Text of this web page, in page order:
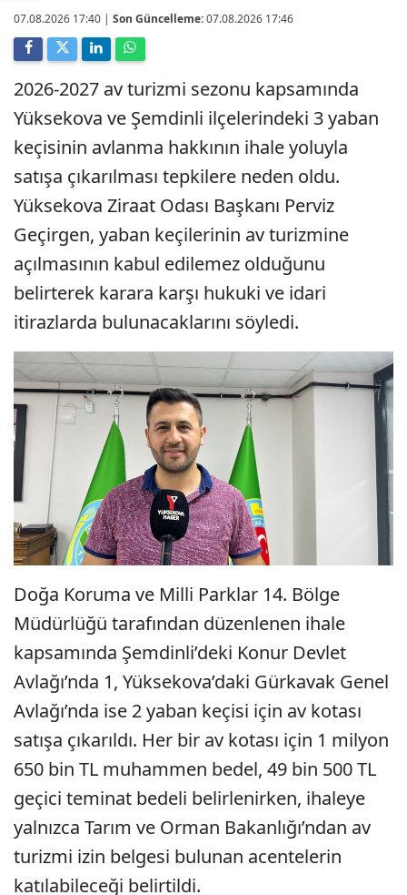
07.08.2026 17:40 | Son Güncelleme:07.08.2026 17:46
2026-2027 av turizmi sezonu kapsamında
Yüksekova ve Şemdinli ilçelerindeki 3 yaban
keçisinin avlanma hakkının ihale yoluyla
satışa çıkarılması tepkilere neden oldu.
Yüksekova Ziraat Odası Başkanı Perviz
Geçirgen, yaban keçilerinin av turizmine
açılmasının kabul edilemez olduğunu
belirterek karara karşı hukuki ve idari
itirazlarda bulunacaklarını söyledi.
Doğa Koruma ve Milli Parklar 14. Bölge
Müdürlüğü tarafından düzenlenen ihale
kapsamında Şemdinli’deki Konur Devlet
Avlağı’nda 1, Yüksekova’daki Gürkavak Genel
Avlağı’nda ise 2 yaban keçisi için av kotası
satışa çıkarıldı. Her bir av kotası için 1 milyon
650 bin TL muhammen bedel, 49 bin 500 TL
geçici teminat bedeli belirlenirken, ihaleye
yalnızca Tarım ve Orman Bakanlığı’ndan av
turizmi izin belgesi bulunan acentelerin
katılabileceği belirtildi.